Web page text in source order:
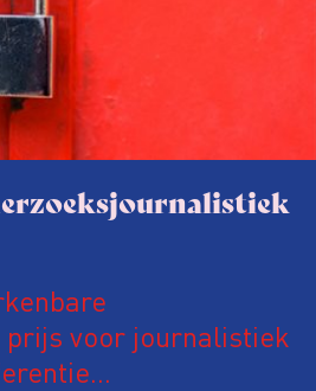
prijs voor journalistiek